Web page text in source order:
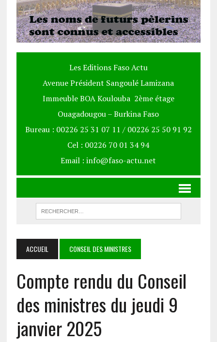
Les Editions Faso Actu
Avenue Président Sangoulé Lamizana
Immeuble BOA Koulouba 2ème étage
Ouagadougou – Burkina Faso
Bureau : 00226 25 31 07 11 / 00226 25 50 91 92
Cel : 00226 70 01 34 94
Email : info@faso-actu.net
ACCUEIL CONSEIL DES MINISTRES
Compte rendu du Conseil
des ministres du jeudi 9
janvier 2025